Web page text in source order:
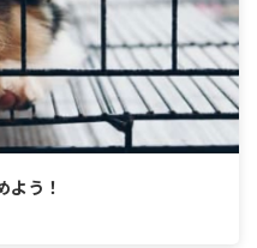
よう！